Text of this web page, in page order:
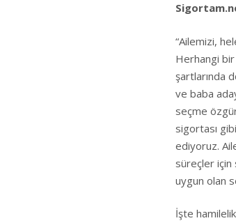
“Ailemizi,
Herhangi bir
şartlarında
ve baba
seçme
sigortası
ediyoruz.
süreçler için
uygun olan
İşte